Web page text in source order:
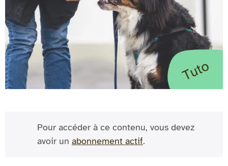
Pour accéder à ce contenu, vous devez
avoir un abonnement actif.